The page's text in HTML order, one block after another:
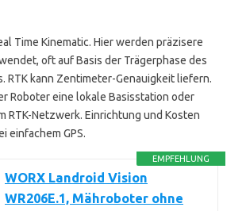
Time Kinematic. Hier werden präzisere
oft auf Basis der Trägerphase des
RTK kann Zentimeter-Genauigkeit liefern.
Roboter eine lokale Basisstation oder
RTK-Netzwerk. Einrichtung und Kosten
einfachem GPS.
EMPFEHLUNG
WORX Landroid Vision
WR206E.1, Mähroboter ohne